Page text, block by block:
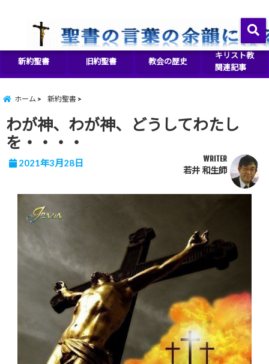
新約聖書 旧約聖書 教会の歴史
キリスト教
関連記事
ホーム 新約聖書
わが神、わが神、どうしてわたし
を・・・・
2021年3月28日 WRITER
若井 和生師